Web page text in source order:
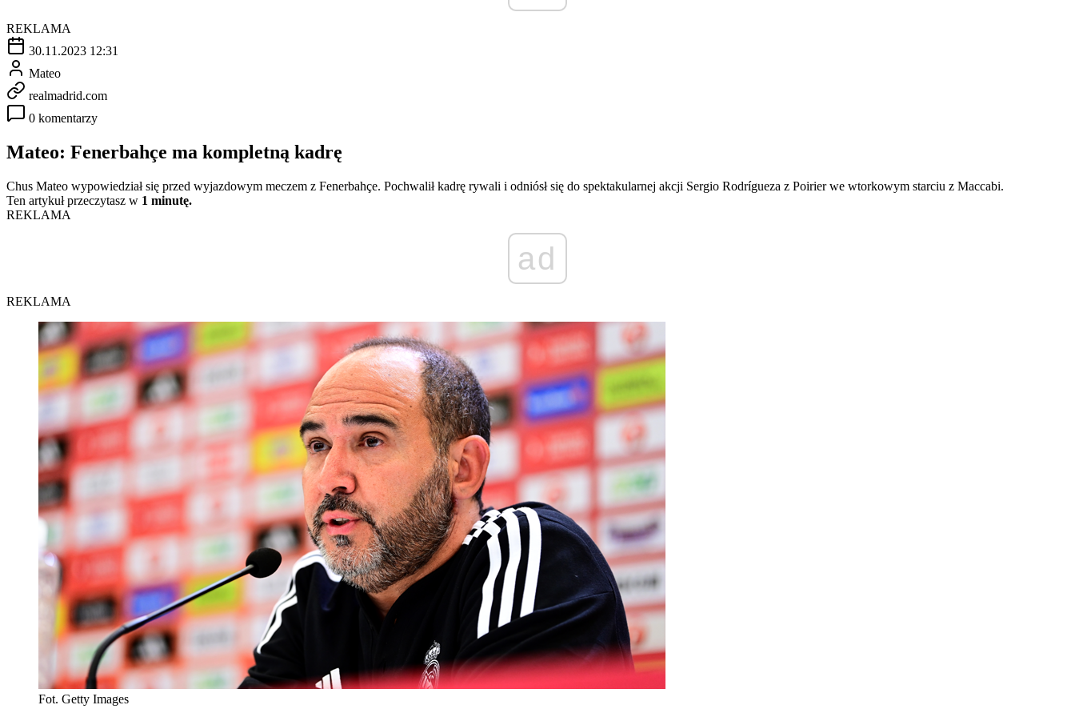
REKLAMA
30.11.2023 12:31
Mateo
realmadrid.com
0 komentarzy
Mateo: Fenerbahçe ma kompletną kadrę
Chus Mateo wypowiedział się przed wyjazdowym meczem z Fenerbahçe. Pochwalił kadrę rywali i odniósł się do spektakularnej akcji Sergio Rodrígueza z Poirier we wtorkowym starciu z Maccabi.
Ten artykuł przeczytasz w 1 minutę.
REKLAMA
ad
REKLAMA
Fot. Getty Images